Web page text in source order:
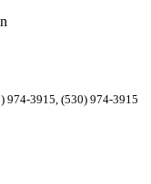
974-3915, (530) 974-3915